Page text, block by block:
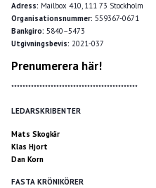
Adress: Mailbox 410, 111 73 Stockholm
Organisationsnummer: 559367-0671
Bankgiro: 5840–5473
Utgivningsbevis: 2021-037
Prenumerera här!
*********************************************
LEDARSKRIBENTER
Mats Skogkär
Klas Hjort
Dan Korn
FASTA KRÖNIKÖRER